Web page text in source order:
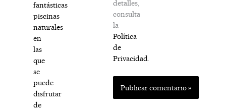
fantásticas
piscinas
naturales
en
las
que
se
puede
disfrutar
de
detalles,
consulta
la
Política
de
Privacidad